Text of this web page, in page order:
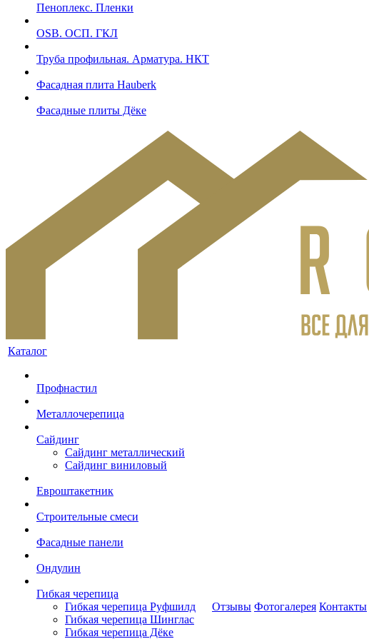
Пеноплекс. Пленки
OSB. ОСП. ГКЛ
Труба профильная. Арматура. НКТ
Фасадная плита Hauberk
Фасадные плиты Дёке
Каталог
Профнастил
Металлочерепица
Сайдинг
Сайдинг металлический
Сайдинг виниловый
Евроштакетник
Строительные смеси
Фасадные панели
Ондулин
Гибкая черепица
Гибкая черепица Руфшилд
Гибкая черепица Шинглас
Гибкая черепица Дёке
Отзывы Фотогалерея Контакты